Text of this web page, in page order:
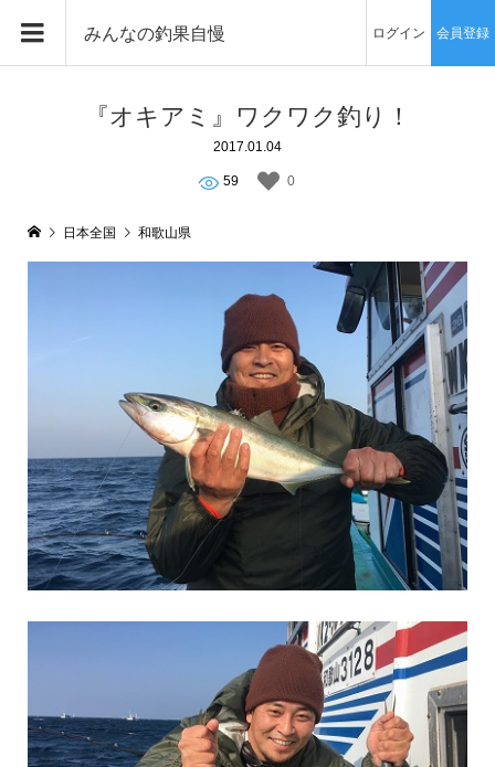
みんなの釣果自慢 ログイン 会員登録
『オキアミ』ワクワク釣り！
2017.01.04
59 0
日本全国 和歌山県